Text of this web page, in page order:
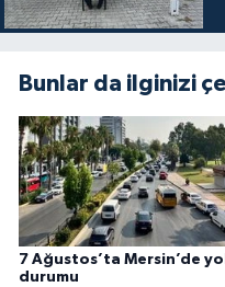
Bunlar da ilginizi
7 Ağustos’ta Mersin’de yol
durumu